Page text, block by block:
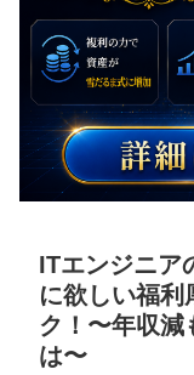
ITエンジニア
に欲しい福利
ク！〜年収減
は〜